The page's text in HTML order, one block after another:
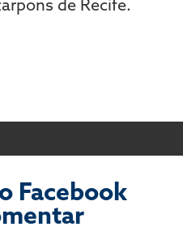
de Recife.
Facebook